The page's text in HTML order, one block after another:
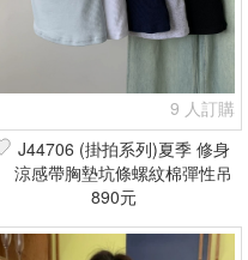
9 人訂購
J44706 (掛拍系列)夏季 修身
涼感帶胸墊坑條螺紋棉彈性吊
帶背心(現貨+預購)
890元